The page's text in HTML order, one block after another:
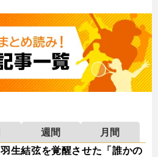
週間
月間
羽生結弦を覚醒させた「誰かの